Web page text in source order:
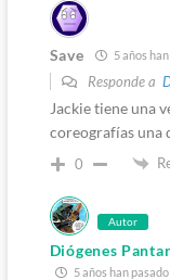
Save 5 años
Responde a
Jackie tiene una
coreografías una
0
Autor
Diógenes
5 años han